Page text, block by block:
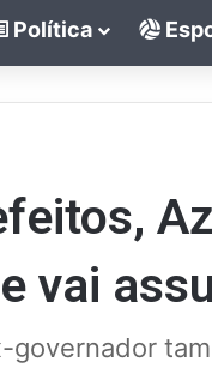
Política
vai
governador